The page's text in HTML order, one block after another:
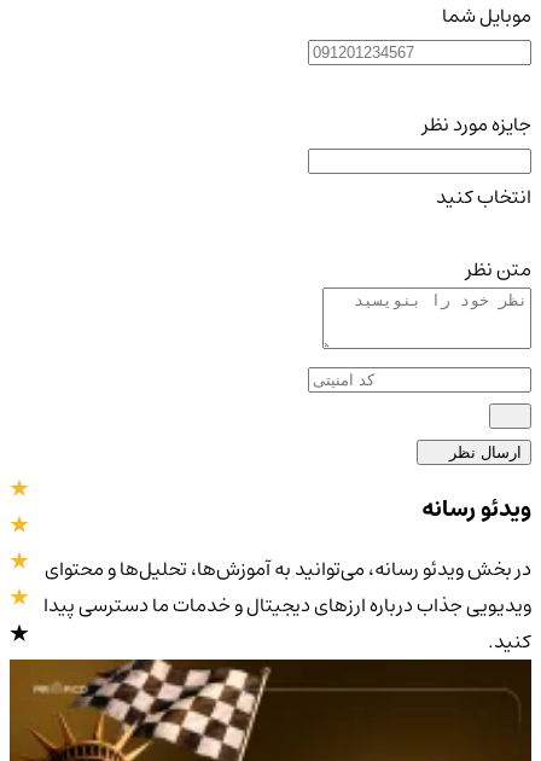
موبایل شما
جایزه مورد نظر
انتخاب کنید
متن نظر
ارسال نظر
4.9/5
ویدئو رسانه
در بخش ویدئو رسانه، می‌توانید به آموزش‌ها، تحلیل‌ها و محتوای
ویدیویی جذاب درباره ارزهای دیجیتال و خدمات ما دسترسی پیدا
کنید.